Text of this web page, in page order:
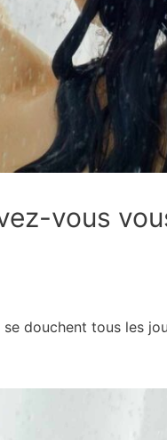
vous
douchent tous les